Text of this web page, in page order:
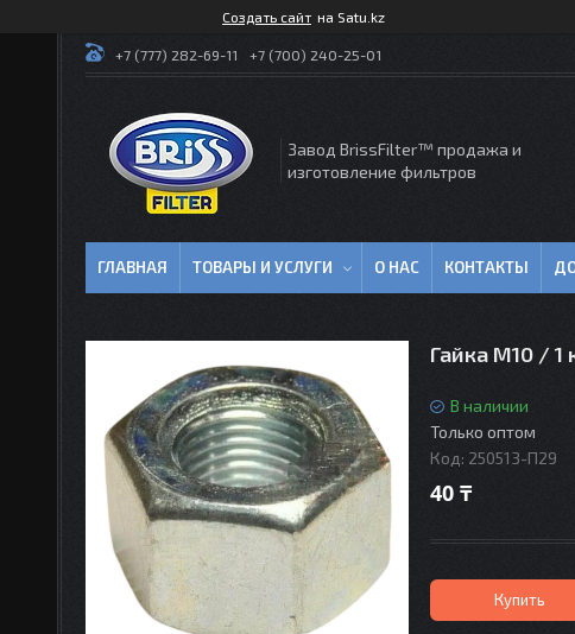
Создать сайт на Satu.kz
+7 (777) 282-69-11 +7 (700) 240-25-01
Завод BrissFilter™ продажа и
изготовление фильтров
ГЛАВНАЯ ТОВАРЫ И УСЛУГИ О НАС КОНТАКТЫ
Гайка М10 / 1
В наличии
Только оптом
Код: 250513-П29
40 ₸
Купить